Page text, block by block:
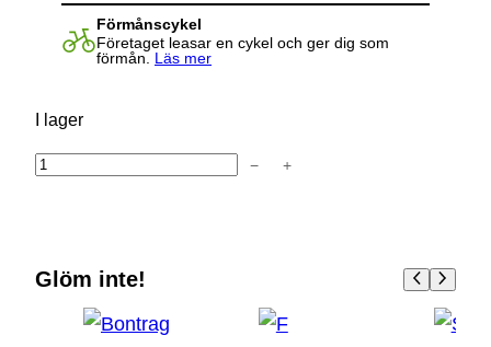
Förmånscykel
Företaget leasar en cykel och ger dig som
förmån. Läs mer
I lager
R
r
− +
Glöm inte!